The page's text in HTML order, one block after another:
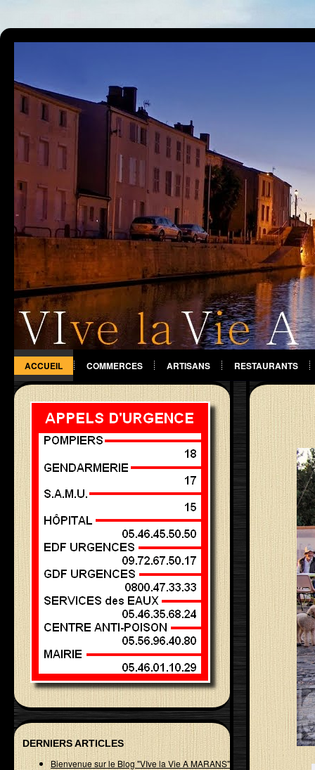
ACCUEIL COMMERCES ARTISANS RESTAURANTS
DIVERS
DERNIERS ARTICLES
Bienvenue sur le Blog "VIve la Vie A MARANS"